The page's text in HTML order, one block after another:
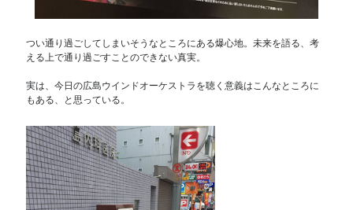
つい通り過ごしてしまいそうなところにある爆心地。未来を語る、考
える上で通り過ごすことのできない真実。
実は、今日の広島ウインドオーケストラを聴く意義はこんなところに
もある、と思っている。